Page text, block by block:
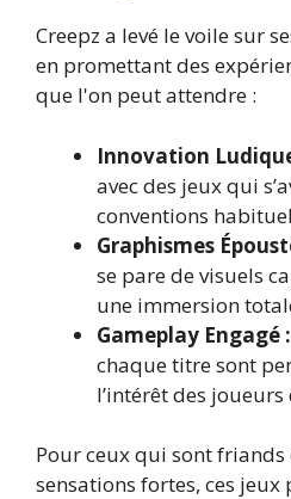
Creepz a levé le voile sur
en promettant des
que l'on peut attendre :
Innovation
avec des jeux qui
conventions
Graphismes
se pare de visuels
une immersion
Gameplay Engagé :
chaque titre sont
l’intérêt des
Pour ceux qui sont friands
sensations fortes, ces